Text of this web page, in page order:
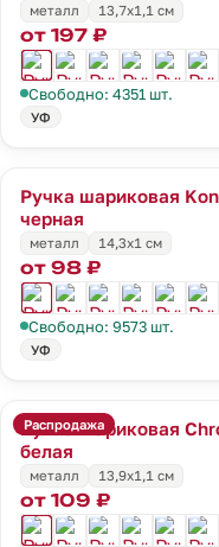
металл 13,7х1,1 см
от 197 ₽
Свободно: 4351 шт.
УФ
Ручка шариковая
черная
металл 14,3х1 см
от 98 ₽
Свободно: 9573 шт.
УФ
Распродажа
Ручка шариковая
белая
металл 13,9х1,1 см
от 109 ₽